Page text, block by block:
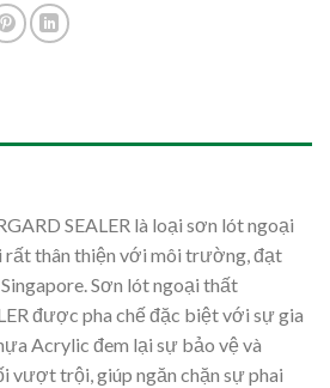
SEALER là loại sơn lót ngoại
thân thiện với môi trường, đạt
Sơn lót ngoại thất
được pha chế đặc biệt với sự gia
Acrylic đem lại sự bảo vệ và
vượt trội, giúp ngăn chặn sự phai